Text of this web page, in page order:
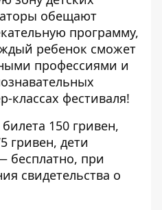
обещают
программу,
ребенок сможет
профессиями и
классах фестиваля!
150 гривен,
гривен, дети
бесплатно, при
свидетельства о